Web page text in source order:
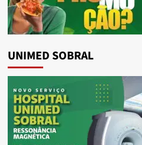
UNIMED SOBRAL